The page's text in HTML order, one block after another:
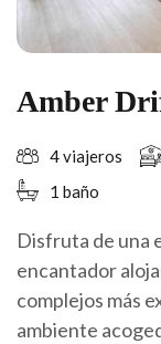
Amber
4 viajeros
1 baño
Disfruta de una
encantador
complejos más
ambiente